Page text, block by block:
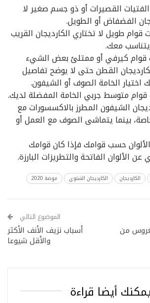
القصيرات أو ذو جسم صغير لا
الفضفاض أو الطويل.
قوام طويل لا تختاري الكارديجان القريب
معك.
قوام كيرفي أو ممتلئ بعض الشيء
القطن حتى لا يوضح تفاصيل
الخامة الصوف أو الشيفون.
قوام متوسط جربي الخامة المفضلة لديك.
الشيفون المطرز بالاكسسورات مع
بينما يتماشى الصوف مع العمل أو
حسب قوامك فإذا كان قوامك
الألوان الفاتحة والتطريزات البارزة.
الكارديجان الكارديجان الشتوي موضة 2020
من
الموضوع التالي
أسباب نزيف الأنف الأكثر
والأقل شيوعا
أيضا قراءة